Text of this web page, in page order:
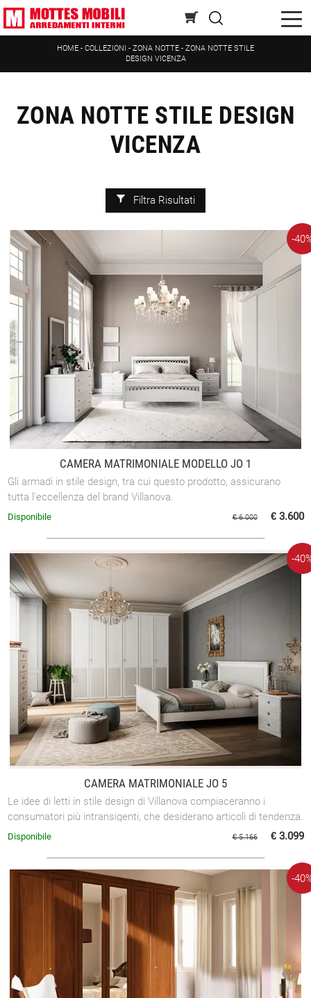
HOME - COLLEZIONI - ZONA NOTTE - ZONA NOTTE STILE
DESIGN VICENZA
ZONA NOTTE STILE DESIGN
VICENZA
Filtra Risultati
CAMERA MATRIMONIALE MODELLO JO 1
Gli armadi in stile design, tra cui questo prodotto, assicurano
tutta l'eccellenza del brand Villanova.
-
€ 6.000 € 3.600
Disponibile
CAMERA MATRIMONIALE JO 5
Le idee di letti in stile design di Villanova compiaceranno i
consumatori più intransigenti, che desiderano articoli di tendenza.
-
€ 5.166 € 3.099
Disponibile
-